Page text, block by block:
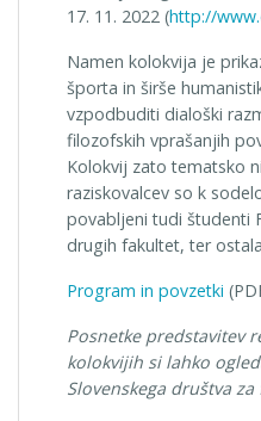
17. 11. 2022 (http://
Namen kolokvija je
športa in širše
vzpodbuditi dialoški
filozofskih vprašanjih
Kolokvij zato tematsko
raziskovalcev so k
povabljeni tudi študenti
drugih fakultet, ter
Program in povzetki
Posnetke predstavitev
kolokvijih si lahko
Slovenskega društva